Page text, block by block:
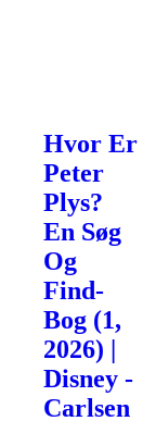
Hvor Er
Peter
Plys?
En Søg
Og
Find-
Bog (1,
2026) |
Disney -
Carlsen